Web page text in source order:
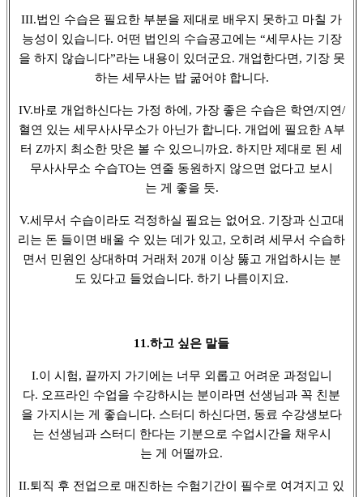
III.법인 수습은 필요한 부분을 제대로 배우지 못하고 마칠 가
능성이 있습니다. 어떤 법인의 수습공고에는 “세무사는 기장
을 하지 않습니다”라는 내용이 있더군요. 개업한다면, 기장 못
하는 세무사는 밥 굶어야 합니다.
IV.바로 개업하신다는 가정 하에, 가장 좋은 수습은 학연/지연/
혈연 있는 세무사사무소가 아닌가 합니다. 개업에 필요한 A부
터 Z까지 최소한 맛은 볼 수 있으니까요. 하지만 제대로 된 세
무사사무소 수습TO는 연줄 동원하지 않으면 없다고 보시
는 게 좋을 듯.
V.세무서 수습이라도 걱정하실 필요는 없어요. 기장과 신고대
리는 돈 들이면 배울 수 있는 데가 있고, 오히려 세무서 수습하
면서 민원인 상대하며 거래처 20개 이상 뚫고 개업하시는 분
도 있다고 들었습니다. 하기 나름이지요.
11.하고 싶은 말들
I.이 시험, 끝까지 가기에는 너무 외롭고 어려운 과정입니
다. 오프라인 수업을 수강하시는 분이라면 선생님과 꼭 친분
을 가지시는 게 좋습니다. 스터디 하신다면, 동료 수강생보다
는 선생님과 스터디 한다는 기분으로 수업시간을 채우시
는 게 어떨까요.
II.퇴직 후 전업으로 매진하는 수험기간이 필수로 여겨지고 있